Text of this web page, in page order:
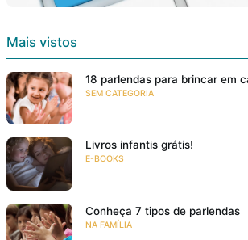
Mais vistos
18 parlendas para brincar em
SEM CATEGORIA
Livros infantis grátis!
E-BOOKS
Conheça 7 tipos de parlendas
NA FAMÍLIA